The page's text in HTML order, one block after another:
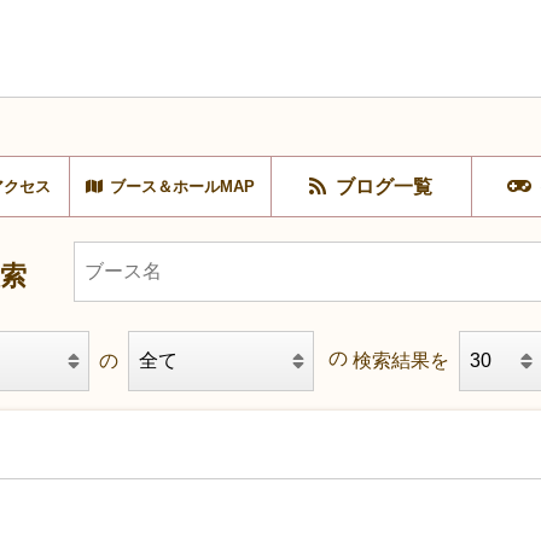
セス ブース＆ホールMAP ブログ一覧
検索結果を